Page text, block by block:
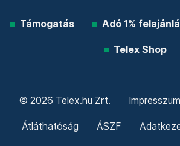
Támogatás Adó 1%
Telex Shop
© 2026 Telex.hu Zrt. Impresszum
Átláthatóság ÁSZF